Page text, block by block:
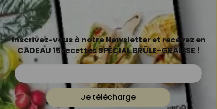
Inscrivez-vous à notre Newsletter et recevez en
CADEAU 15 recettes SPÉCIAL BRÛLE-GRAISSE !
Je télécharge